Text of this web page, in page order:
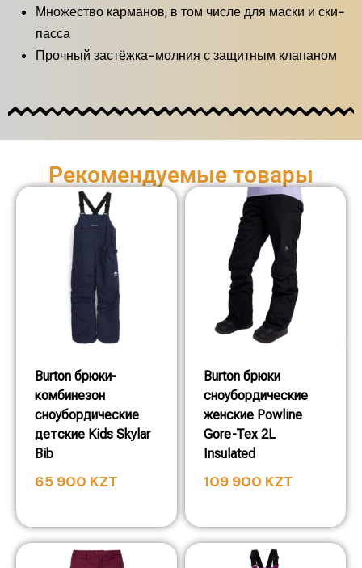
Множество карманов, в том числе для маски и ски-
пасса
Прочный застёжка-молния с защитным клапаном
Рекомендуемые товары
Burton брюки-
комбинезон
сноубордические
детские Kids Skylar
Bib
65 900 KZT
Burton брюки
сноубордические
женские Powline
Gore-Tex 2L
Insulated
109 900 KZT